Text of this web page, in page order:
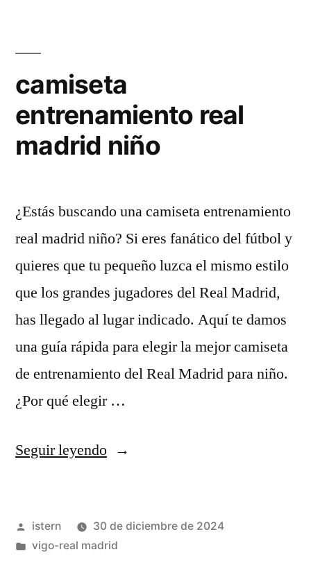
camiseta
entrenamiento real
madrid niño
¿Estás buscando una camiseta entrenamiento
real madrid niño? Si eres fanático del fútbol y
quieres que tu pequeño luzca el mismo estilo
que los grandes jugadores del Real Madrid,
has llegado al lugar indicado. Aquí te damos
una guía rápida para elegir la mejor camiseta
de entrenamiento del Real Madrid para niño.
¿Por qué elegir …
Seguir leyendo«camiseta
madrid
Publicado
por
istern
30 de diciembre de 2024
Publicado
vigo-real madrid